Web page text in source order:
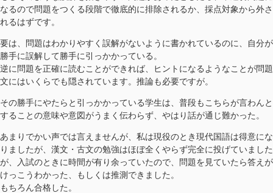
なるので問題をつくる段階で徹底的に排除されるか、採点対象から外さ
れるはずです。
要は、問題はわかりやすく誤解がないように書かれているのに、自分が
勝手に誤解して勝手に引っかかっている。
逆に問題を正確に読むことができれば、ヒントになるようなことが問題
文にはいくらでも隠されています。推論も必要ですが。
その勝手にやたらと引っかかっている学生は、普段もこちらが言わんと
することの意味や意図がうまく伝わらず、やはり話が通じ難かった。
あまりでかい声では言えませんが、私は現役のとき現代国語は得意にな
りましたが、漢文・古文の勉強はほぼ全くやらず完全に投げていました
が、入試のときに時間が有り余っていたので、問題を見ていたら答えが
けっこうわかった、もしくは推測できました。
もちろん合格した。